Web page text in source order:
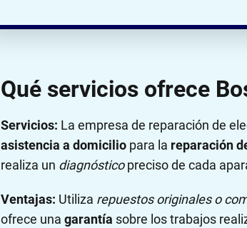
Qué servicios ofrece
Servicios: La empresa de reparación de
asistencia a domicilio para la reparación
realiza un diagnósticopreciso de cada
Ventajas: Utiliza repuestos originales o
ofrece una garantía sobre los trabajos